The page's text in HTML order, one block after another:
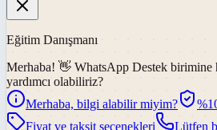
Eğitim Danışmanı
Merhaba! 👋 WhatsApp Destek birimine
yardımcı olabiliriz?
Merhaba, bilgi alabilir miyim?
Fiyat ve taksit seçenekleri
Lütfen